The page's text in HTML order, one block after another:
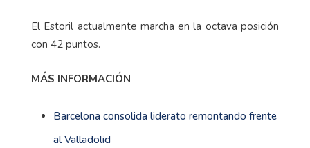
El Estoril actualmente marcha en la octava posición
con 42 puntos.
MÁS INFORMACIÓN
Barcelona consolida liderato remontando frente
al Valladolid